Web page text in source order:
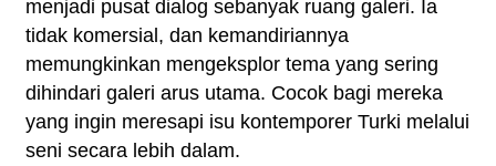
menjadi pusat dialog sebanyak ruang galeri. Ia
tidak komersial, dan kemandiriannya
memungkinkan mengeksplor tema yang sering
dihindari galeri arus utama. Cocok bagi mereka
yang ingin meresapi isu kontemporer Turki melalui
seni secara lebih dalam.